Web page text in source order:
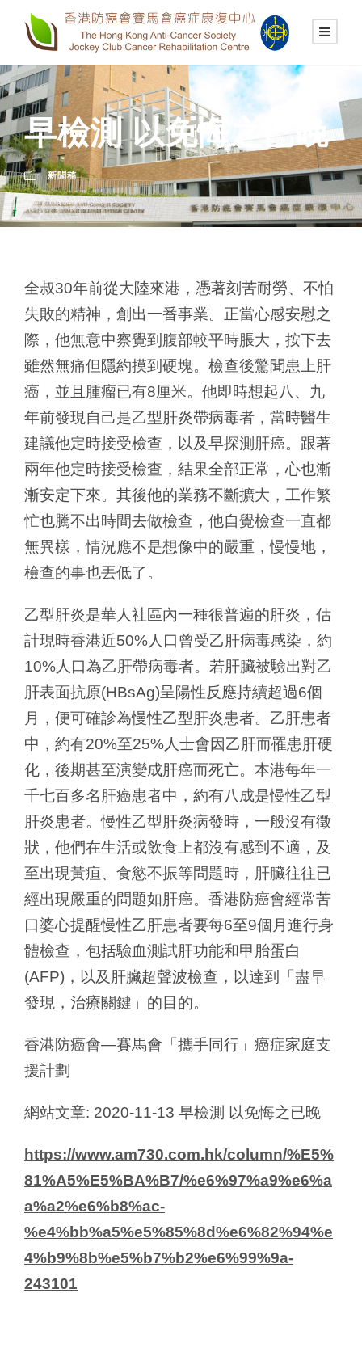
早檢測 以免悔之已晚
新聞稿
全叔30年前從大陸來港，憑著刻苦耐勞、不怕
失敗的精神，創出一番事業。正當心感安慰之
際，他無意中察覺到腹部較平時脹大，按下去
雖然無痛但隱約摸到硬塊。檢查後驚聞患上肝
癌，並且腫瘤已有8厘米。他即時想起八、九
年前發現自己是乙型肝炎帶病毒者，當時醫生
建議他定時接受檢查，以及早探測肝癌。跟著
兩年他定時接受檢查，結果全部正常，心也漸
漸安定下來。其後他的業務不斷擴大，工作繁
忙也騰不出時間去做檢查，他自覺檢查一直都
無異樣，情況應不是想像中的嚴重，慢慢地，
檢查的事也丟低了。
乙型肝炎是華人社區內一種很普遍的肝炎，估
計現時香港近50%人口曾受乙肝病毒感染，約
10%人口為乙肝帶病毒者。若肝臟被驗出對乙
肝表面抗原(HBsAg)呈陽性反應持續超過6個
月，便可確診為慢性乙型肝炎患者。乙肝患者
中，約有20%至25%人士會因乙肝而罹患肝硬
化，後期甚至演變成肝癌而死亡。本港每年一
千七百多名肝癌患者中，約有八成是慢性乙型
肝炎患者。慢性乙型肝炎病發時，一般沒有徵
狀，他們在生活或飲食上都沒有感到不適，及
至出現黃疸、食慾不振等問題時，肝臟往往已
經出現嚴重的問題如肝癌。香港防癌會經常苦
口婆心提醒慢性乙肝患者要每6至9個月進行身
體檢查，包括驗血測試肝功能和甲胎蛋白
(AFP)，以及肝臟超聲波檢查，以達到「盡早
發現，治療關鍵」的目的。
香港防癌會—賽馬會「攜手同行」癌症家庭支
援計劃
網站文章: 2020-11-13 早檢測 以免悔之已晚
https://www.am730.com.hk/column/%E5%
81%A5%E5%BA%B7/%e6%97%a9%e6%a
a%a2%e6%b8%ac-
%e4%bb%a5%e5%85%8d%e6%82%94%e
4%b9%8b%e5%b7%b2%e6%99%9a-
243101